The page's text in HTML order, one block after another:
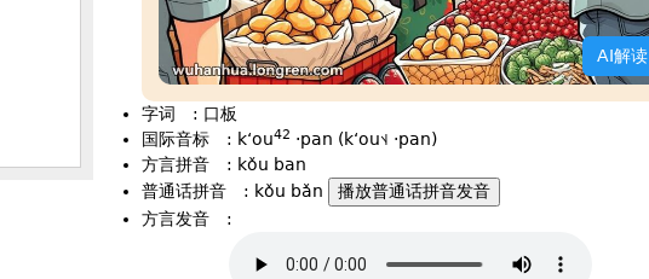
AI解读
字词 : 口板
国际音标
: kʻou42 ·pan (kʻou˦˨ ·pan)
方言拼音
: kǒu ban
普通话拼音
: kǒu bǎn
播放普通话拼音发音
方言发音
: